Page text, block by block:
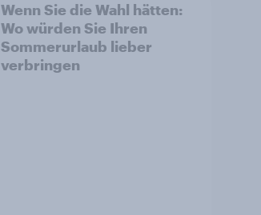
Wenn Sie die Wahl hätten:
Wo würden Sie Ihren
Sommerurlaub lieber
verbringen